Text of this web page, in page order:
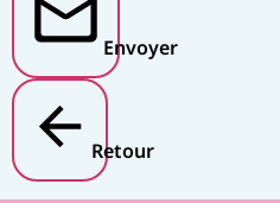
Envoyer
Retour